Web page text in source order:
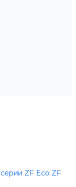
ZF Eco ZF